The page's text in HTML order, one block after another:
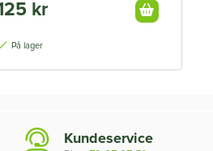
kr
På lager
Kundeservice